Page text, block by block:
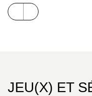
JEU(X) ET